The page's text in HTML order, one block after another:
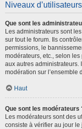
Niveaux
Que sont les
Les administrateurs sont
sur tout le forum. Ils
permissions, le
modérateurs, etc., selon
aux autres administrateurs.
modération sur l’ensemble
Haut
Que sont les modérateurs
Les modérateurs sont des
consiste à vérifier au jour